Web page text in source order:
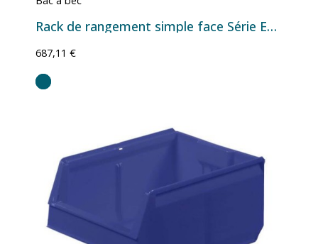
Rack de rangement simple face Série European avec bacs à bec – Plusieurs configurations
687,11 €